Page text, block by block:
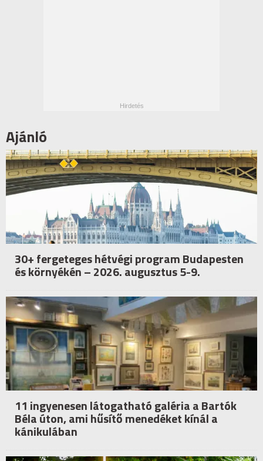
Ajánló
30+ fergeteges hétvégi program Budapesten
és környékén – 2026. augusztus 5-9.
11 ingyenesen látogatható galéria a Bartók
Béla úton, ami hűsítő menedéket kínál a
kánikulában